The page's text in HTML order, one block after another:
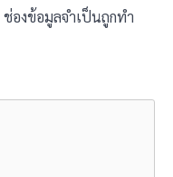
ช่องข้อมูลจำเป็นถูกทำ